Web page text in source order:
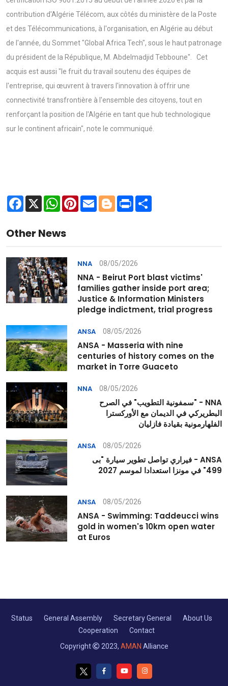
contribution d'Algérie Télécom, aux côtés du ministère de la Poste
et des Télécommunications, à l'organisation, en Algérie au début
de l'année, du Sommet "Global Africa Tech", sous le haut patronage
du président de la République, M. Abdelmadjid Tebboune". Cet
acquis est aussi "le fruit du travail soutenu des équipes de
l'entreprise, qui œuvrent à travers l'innovation à offrir une
connectivité transfrontière à l'ensemble des citoyens, tout en
renforçant la position de l'Algérie en tant que hub technologique
sur le continent africain", note le communiqué.
Facebook
X WhatsApp
Pinterest
Email Blogger
Print
Other News
NNA 08/05/2026
NNA - Beirut Port blast victims'
families gather inside port area;
Justice & Information Ministers
pledge indictment, trial progress
ANSA 08/05/2026
ANSA - Masseria with nine
centuries of history comes on the
market in Torre Guaceto
NNA 08/05/2026
NNA - "سمفونية التطويب" في الصرح
البطريركي في الديمان مع الأوركسترا
الفلهارمونية بقيادة فازليان
ANSA 08/05/2026
ANSA - فيراري تواصل تطوير سيارة "بى
499" في مونزا استعدادا لموسم 2027
ANSA 08/05/2026
ANSA - Swimming: Taddeucci wins
gold in women's 10km open water
at Euros
Status General Assembly Secretary General
About Us
Cooperation
Contact
Copyright
2023, AMAN Alliance